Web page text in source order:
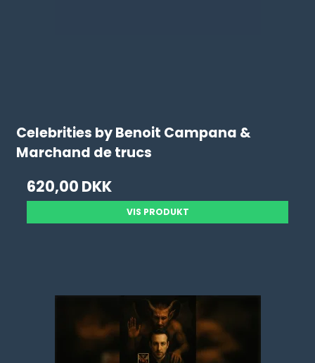
Celebrities by Benoit Campana &
Marchand de trucs
620,00 DKK
VIS PRODUKT